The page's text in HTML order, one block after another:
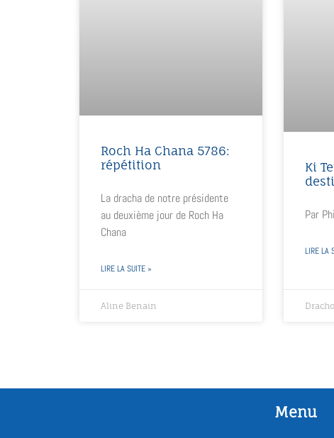
Roch Ha Chana 5786:
répétition
La dracha de notre présidente
au deuxième jour de Roch Ha
Chana
LIRE LA SUITE »
Aline Benain
Ki
Par
LIRE LA
Menu